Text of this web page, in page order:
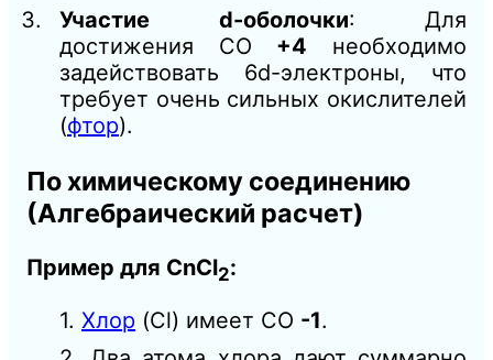
Участие d-оболочки: Для
достижения СО +4 необходимо
задействовать 6d-электроны, что
требует очень сильных окислителей
(фтор).
По химическому соединению
(Алгебраический расчет)
Пример для CnCl2:
1. Хлор (Cl) имеет СО -1.